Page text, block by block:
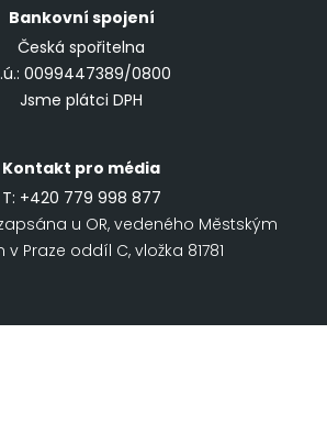
Bankovní spojení
Česká spořitelna
0099447389/0800
Jsme plátci DPH
Kontakt pro média
T: +420 779 998 877
u OR, vedeného Městským
Praze oddíl C, vložka 81781